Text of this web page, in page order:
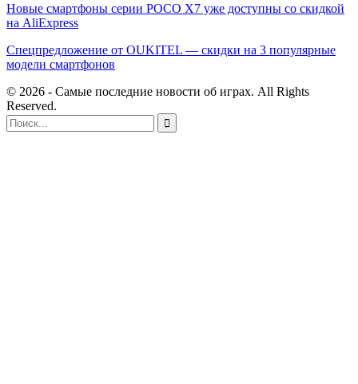
Новые смартфоны серии POCO X7 уже доступны со скидкой
на AliExpress
Спецпредложение от OUKITEL — скидки на 3 популярные
модели смартфонов
© 2026 - Самые последние новости об играх. All Rights
Reserved.